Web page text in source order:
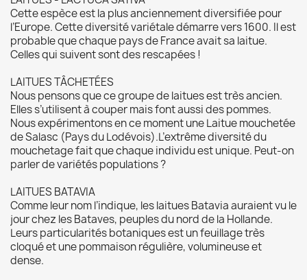
Cette espèce est la plus anciennement diversifiée pour
l’Europe. Cette diversité variétale démarre vers 1600. Il est
probable que chaque pays de France avait sa laitue.
Celles qui suivent sont des rescapées !
LAITUES TÂCHETÉES
Nous pensons que ce groupe de laitues est très ancien.
Elles s’utilisent à couper mais font aussi des pommes.
Nous expérimentons en ce moment une Laitue mouchetée
de Salasc (Pays du Lodévois).L’extrême diversité du
mouchetage fait que chaque individu est unique. Peut-on
parler de variétés populations ?
LAITUES BATAVIA
Comme leur nom l’indique, les laitues Batavia auraient vu le
jour chez les Bataves, peuples du nord de la Hollande.
Leurs particularités botaniques est un feuillage très
cloqué et une pommaison régulière, volumineuse et
dense.